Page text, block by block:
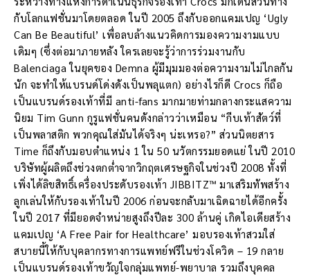
กับโลกแฟชั่นมาโดยตลอด ในปี 2005 ถึงกับออกแคมเปญ ‘Ugly
Can Be Beautiful’ เพื่อลบล้างแนวคิดการมองความงามแบบ
เดิมๆ (ซึ่งต่อมาภายหลัง ใครเลยจะรู้ว่าการร่วมงานกับ
Balenciaga ในยุคของ Demna ผู้มีมุมมองต่อความงามไม่ไกลกัน
นัก จะทำให้แบรนด์โด่งดังเป็นพลุแตก) อย่างไรก็ดี Crocs ก็ถือ
เป็นแบรนด์รองเท้าที่มี anti-fans มากมายท่ามกลางกระแสความ
นิยม Tim Gunn กูรูแฟชั่นคนดังกล่าวว่าเหมือน “กีบเท้าสัตว์ที่
เป็นพลาสติก พวกคุณใส่มันได้จริงๆ น่ะเหรอ?” ส่วนนิตยสาร
Time ก็ถึงกับมอบตำแหน่ง 1 ใน 50 นวัตกรรมยอดแย่ ในปี 2010
บริษัทผู้ผลิตถึงช่วงตกต่ำจากวิกฤตเศรษฐกิจในช่วงปี 2008 ทั้งที่
เพิ่งได้ลิขสิทธิ์เครื่องประดับรองเท้า JIBBITZ™ มาเสริมทัพสร้าง
ลูกเล่นให้กับรองเท้าในปี 2006 ก่อนจะกลับมาเฉิดฉายได้อีกครั้ง
ในปี 2017 ที่มียอดจำหน่ายสูงถึงปีละ 300 ล้านคู่ เกิดไอเดียสร้าง
แคมเปญ ‘A Free Pair for Healthcare’ มอบรองเท้าสวมใส่
สบายนี้ให้กับบุคลากรทางการแพทย์ฟรีในช่วงโควิด – 19 กลาย
เป็นแบรนด์รองเท้าขวัญใจกลุ่มแพทย์-พยาบาล รวมถึงบุคคล